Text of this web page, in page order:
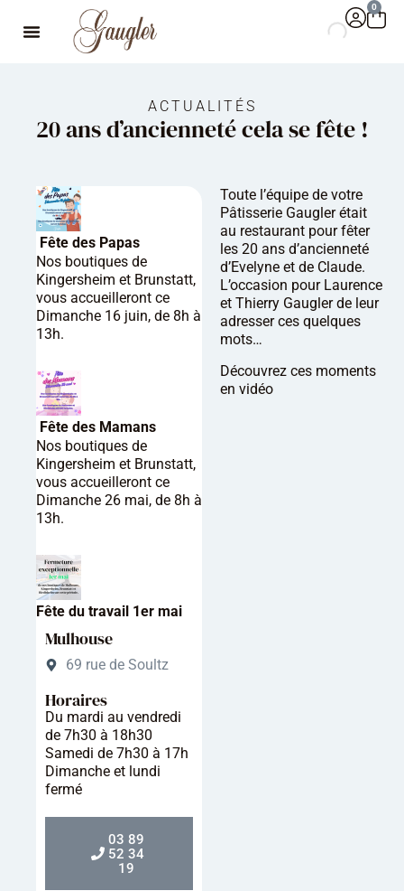
0
ACTUALITÉS
20 ans d’ancienneté cela se fête !
Fête des Papas
Nos boutiques de
Kingersheim et Brunstatt,
vous accueilleront ce
Dimanche 16 juin, de 8h à
13h.
Fête des Mamans
Nos boutiques de
Kingersheim et Brunstatt,
vous accueilleront ce
Dimanche 26 mai, de 8h à
13h.
Fête du travail 1er mai
Mulhouse
69 rue de Soultz
Horaires
Du mardi au vendredi
de 7h30 à 18h30
Samedi de 7h30 à 17h
Dimanche et lundi
fermé
03 89
52 34
19
Toute l’équipe de votre
Pâtisserie Gauglerétait
au restaurant pour fêter
les 20 ans d’ancienneté
d’Evelyne et de Claude.
L’occasion pour Laurence
et Thierry Gaugler de leur
adresser ces quelques
mots…
Découvrez ces moments
en vidéo